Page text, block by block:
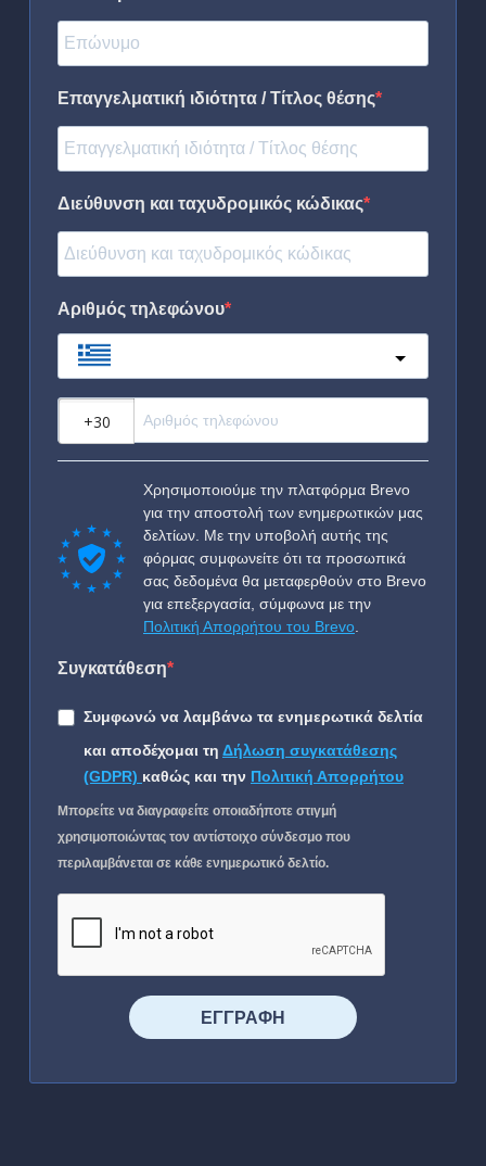
Επαγγελματική ιδιότητα / Τίτλος θέσης
Διεύθυνση και ταχυδρομικός κώδικας
Αριθμός τηλεφώνου
Χρησιμοποιούμε την πλατφόρμα Brevo
για την αποστολή των ενημερωτικών μας
δελτίων. Με την υποβολή αυτής της
φόρμας συμφωνείτε ότι τα προσωπικά
σας δεδομένα θα μεταφερθούν στο Brevo
για επεξεργασία, σύμφωνα με την
Πολιτική Απορρήτου του Brevo
Συγκατάθεση
Συμφωνώ να λαμβάνω τα ενημερωτικά δελτία
και αποδέχομαι τη Δήλωση συγκατάθεσης
(GDPR) καθώς και την Πολιτική Απορρήτου
Μπορείτε να διαγραφείτε οποιαδήποτε στιγμή
χρησιμοποιώντας τον αντίστοιχο σύνδεσμο που
περιλαμβάνεται σε κάθε ενημερωτικό δελτίο.
⠀⠀⠀⠀ΕΓΓΡΑΦΗ⠀⠀⠀⠀